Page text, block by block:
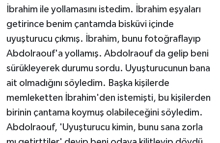
İbrahim ile yollamasını istedim. İbrahim eşyaları
getirince benim çantamda bisküvi içinde
uyuşturucu çıkmış. İbrahim, bunu fotoğraflayıp
Abdolraouf'a yollamış. Abdolraouf da gelip beni
sürükleyerek durumu sordu. Uyuşturucunun bana
ait olmadığını söyledim. Başka kişilerde
memleketten İbrahim'den istemişti, bu kişilerden
birinin çantama koymuş olabileceğini söyledim.
Abdolraouf, 'Uyuşturucu kimin, bunu sana zorla